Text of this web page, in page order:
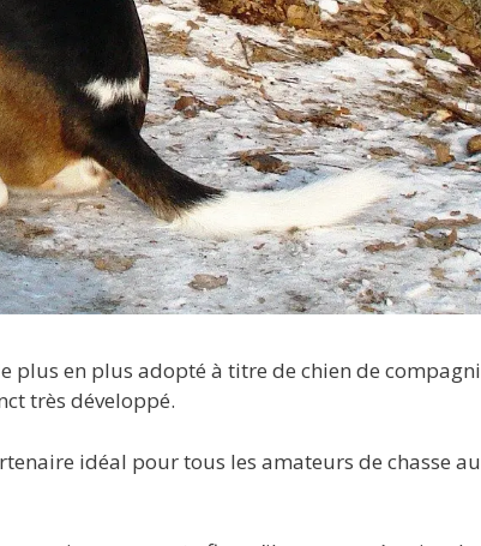
plus en plus adopté à titre de chien de
très développé.
idéal pour tous les amateurs de chasse